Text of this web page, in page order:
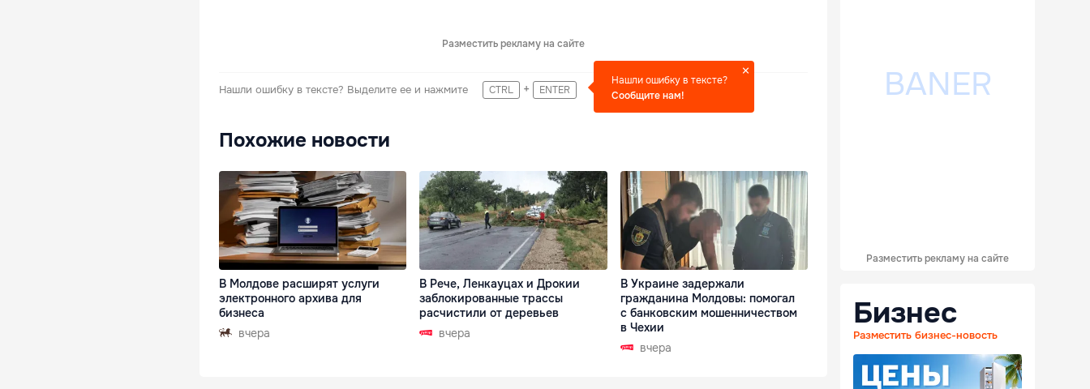
Разместить рекламу на сайте
Нашли ошибку в тексте? Выделите ее и нажмите CTRL + ENTER
Нашли ошибку в тексте?
Сообщите нам!
Похожие новости
В Молдове расширят услуги
электронного архива для
бизнеса
вчера
В Рече, Ленкауцах и Дрокии
заблокированные трассы
расчистили от деревьев
вчера
В Украине задержали
гражданина Молдовы: помогал
с банковским мошенничеством
в Чехии
вчера
Разместить рекламу на сайте
Бизнес
Разместить бизнес-новость